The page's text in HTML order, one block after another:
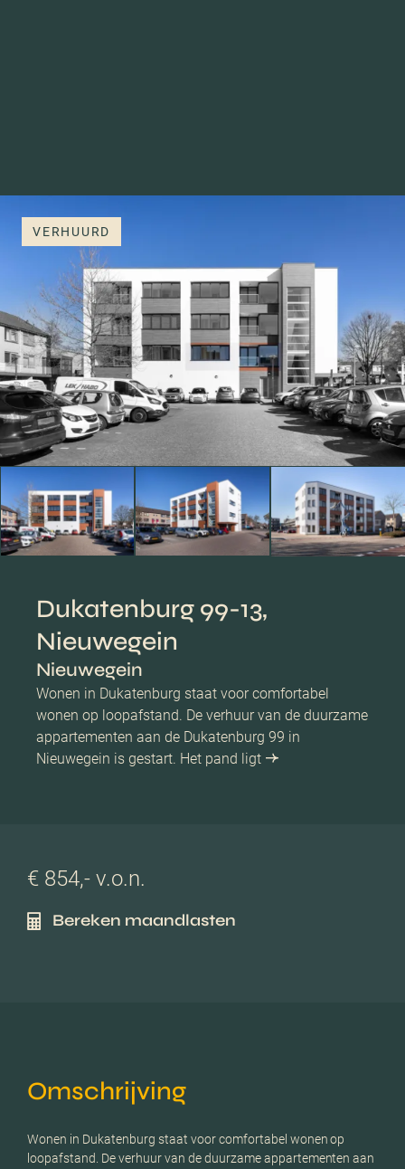
VERHUURD
Dukatenburg 99-13,
Nieuwegein
Nieuwegein
Wonen in Dukatenburg staat voor comfortabel
wonen op loopafstand. De verhuur van de duurzame
appartementen aan de Dukatenburg 99 in
Nieuwegein is gestart. Het pand ligt
€ 854,- v.o.n.
Bereken maandlasten
Omschrijving
Wonen in Dukatenburg staat voor comfortabel wonen op
loopafstand. De verhuur van de duurzame appartementen aan